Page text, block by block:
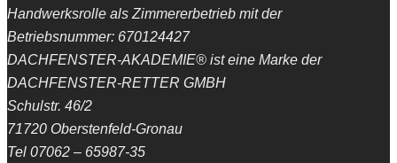
Handwerksrolle als Zimmererbetrieb mit der
Betriebsnummer: 670124427
DACHFENSTER-AKADEMIE® ist eine Marke der
DACHFENSTER-RETTER GMBH
Schulstr. 46/2
71720 Oberstenfeld-Gronau
Tel 07062 – 65987-35